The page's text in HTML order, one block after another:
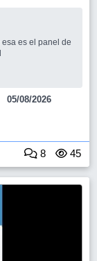
05/08/2026
8 45